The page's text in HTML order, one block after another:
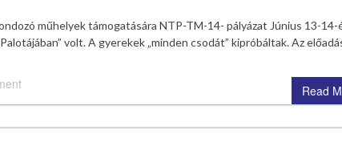
műhelyek támogatására NTP-TM-14- pályázat Június 13-14-
volt. A gyerekek „minden csodát” kipróbáltak. Az
Read